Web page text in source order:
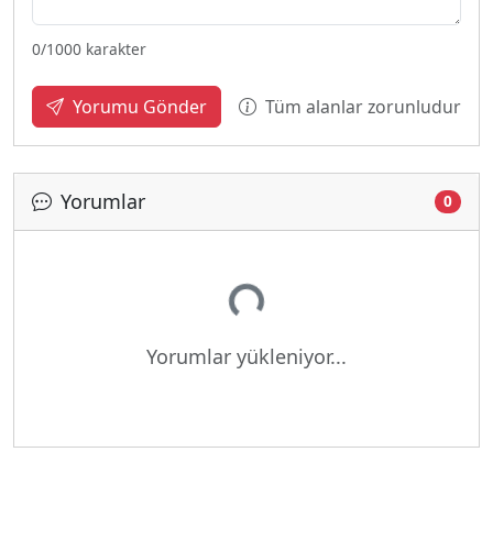
0/1000 karakter
Yorumu Gönder Tüm alanlar zorunludur
Yorumlar 0
Yükleniyor...
Yorumlar yükleniyor...